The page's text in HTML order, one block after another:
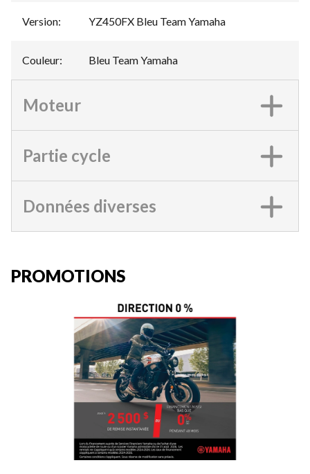
Version: YZ450FX Bleu Team Yamaha
Couleur: Bleu Team Yamaha
Moteur
Partie cycle
Données diverses
PROMOTIONS